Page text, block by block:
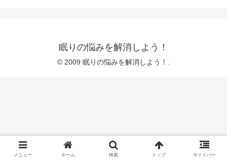
眠りの悩みを解消しよう！
© 2009 眠りの悩みを解消しよう！.
メニュー ホーム 検索 トップ サイドバー